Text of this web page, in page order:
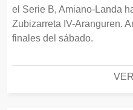
el Serie B, Amiano-Landa
Zubizarreta IV-Aranguren.
finales del sábado.